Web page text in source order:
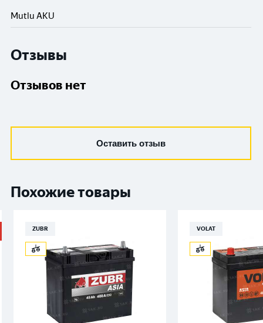
Mutlu AKU
Отзывы
Отзывов нет
Оставить отзыв
Похожие товары
ZUBR VOLAT